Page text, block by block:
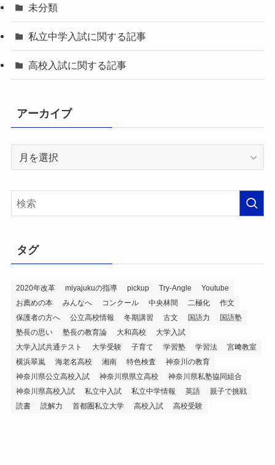
未分類
私立中学入試に関する記事
高校入試に関する記事
アーカイブ
イ
タグ
2020年改革 miyajukuの指導 pickup Try-Angle
Youtube
お薦めの本
みんなへ コンクール 中央林間 二極化
作文
保護者の方へ
公立高校情報 冬期講習 古文 国語力
国語塾
塾長の思い
塾長の教育論 大和高校
大学入試
大学入試共通テスト
大学受験 子育て 学習塾 学習法
宮﨑教室
横浜翠嵐
海老名高校 湘南 特色検査
神奈川の教育
神奈川県公立高校入試
神奈川県県立高校
神奈川県私塾協同組合
神奈川県高校入試
私立中入試 私立中学情報 英語
親子で挑戦
読書
読解力 首都圏私立大学 高校入試 高校受験